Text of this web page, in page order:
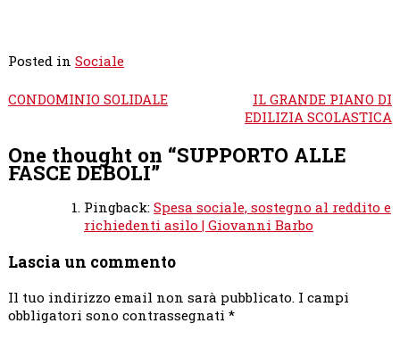
Posted in Sociale
Navigazione
CONDOMINIO SOLIDALE
IL GRANDE PIANO DI
EDILIZIA SCOLASTICA
One thought on “SUPPORTO ALLE
FASCE DEBOLI”
Pingback: Spesa sociale, sostegno al reddito e
richiedenti asilo | Giovanni Barbo
Lascia un commento
Il tuo indirizzo email non sarà pubblicato. I campi
obbligatori sono contrassegnati *